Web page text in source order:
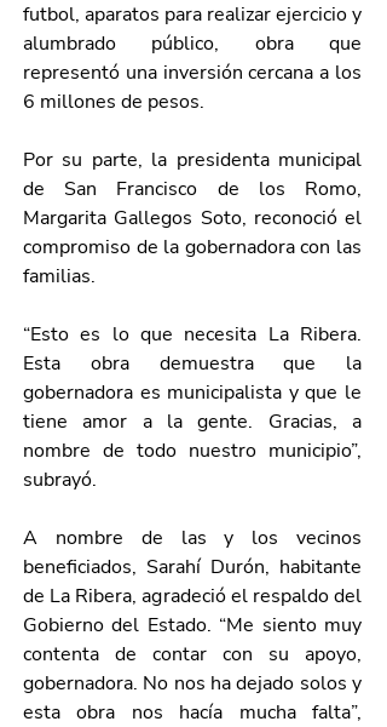
futbol, aparatos para realizar ejercicio y
alumbrado público, obra que
representó una inversión cercana a los
6 millones de pesos.
Por su parte, la presidenta municipal
de San Francisco de los Romo,
Margarita Gallegos Soto, reconoció el
compromiso de la gobernadora con las
familias.
“Esto es lo que necesita La Ribera.
Esta obra demuestra que la
gobernadora es municipalista y que le
tiene amor a la gente. Gracias, a
nombre de todo nuestro municipio”,
subrayó.
A nombre de las y los vecinos
beneficiados, Sarahí Durón, habitante
de La Ribera, agradeció el respaldo del
Gobierno del Estado. “Me siento muy
contenta de contar con su apoyo,
gobernadora. No nos ha dejado solos y
esta obra nos hacía mucha falta”,